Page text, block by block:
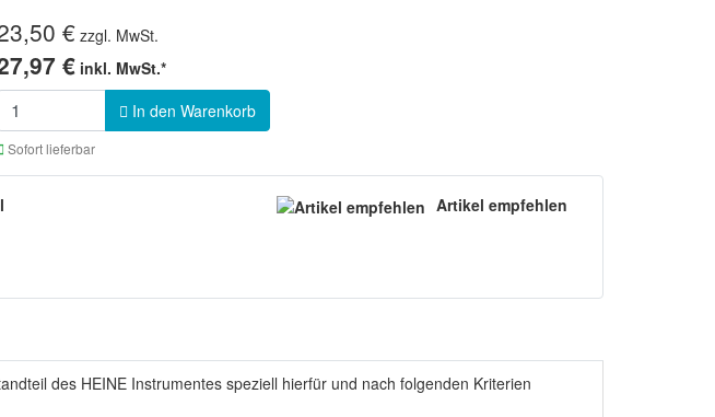
€ zzgl. MwSt.
€ inkl. MwSt.*
In den Warenkorb
Sofort lieferbar
Artikel empfehlen
des HEINE Instrumentes speziell hierfür und nach folgenden Kriterien